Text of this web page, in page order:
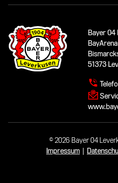
Bayer 04
BayArena
51373
© 2026 Bayer 04
Impressum